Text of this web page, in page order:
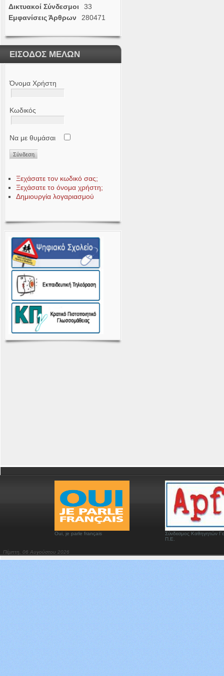
Δικτυακοί Σύνδεσμοι
33
Εμφανίσεις Άρθρων
280471
ΕΙΣΟΔΟΣ ΜΕΛΩΝ
Όνομα Χρήστη
Κωδικός
Να με θυμάσαι
Ξεχάσατε τον κωδικό σας;
Ξεχάσατε το όνομα χρήστη;
Δημιουργία λογαριασμού
Oui, je parle français
Σύνδεσμος Καθηγητών
Π.Ε.
Πέμπτη, 06 Αυγούστου 2026